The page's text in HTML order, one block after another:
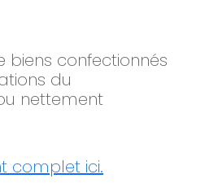
biens confectionnés
du
nettement
complet ici.